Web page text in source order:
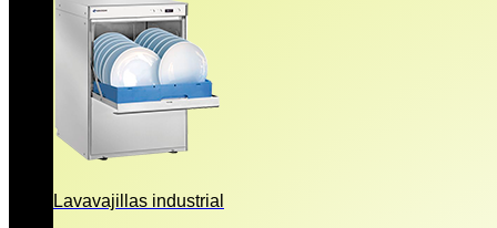
Lavavajillas industrial